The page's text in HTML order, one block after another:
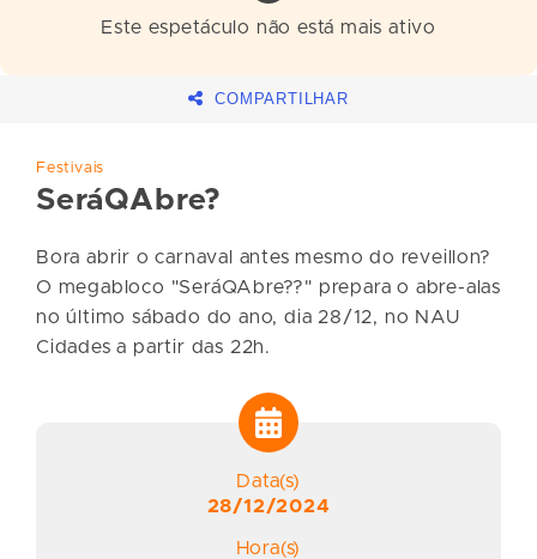
Este espetáculo não está mais ativo
COMPARTILHAR
Festivais
SeráQAbre?
Bora abrir o carnaval antes mesmo do reveillon?
O megabloco "SeráQAbre??" prepara o abre-alas
no último sábado do ano, dia 28/12, no NAU
Cidades a partir das 22h.
Data(s)
28/12/2024
Hora(s)